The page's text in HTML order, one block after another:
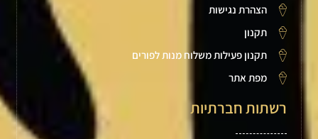
הצהרת נגישות
תקנון
תקנון פעילות משלוח מנות לפורים
מפת אתר
רשתות חברתיות